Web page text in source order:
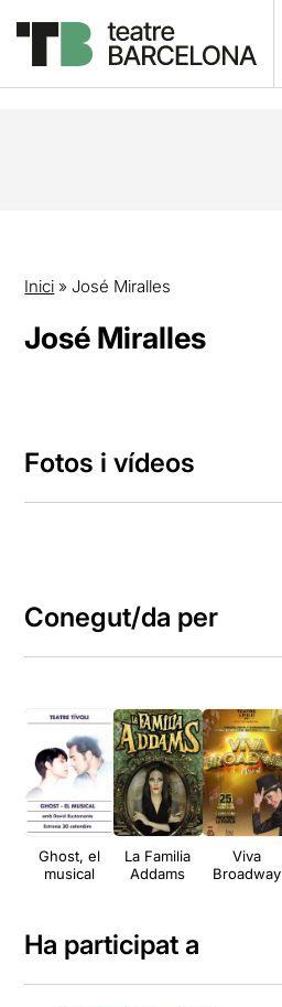
Inici » José Miralles
José Miralles
Fotos i vídeos
Conegut/da per
Ghost, el
musical
La Familia
Addams
Viva
Broadway
Ha participat a